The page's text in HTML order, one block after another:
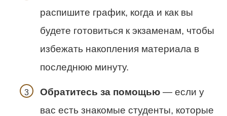
распишите график, когда и как вы
будете готовиться к экзаменам, чтобы
избежать накопления материала в
последнюю минуту.
Обратитесь за помощью — если у
вас есть знакомые студенты, которые